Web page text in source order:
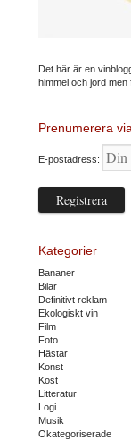
Det här är en
himmel och jord men
Prenumerera
E-postadress:
Kategorier
Bananer
Bilar
Definitivt reklam
Ekologiskt vin
Film
Foto
Hästar
Konst
Kost
Litteratur
Logi
Musik
Okategoriserade